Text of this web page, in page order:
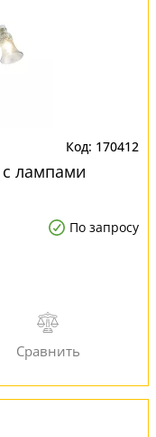
170412
с лампами
По запросу